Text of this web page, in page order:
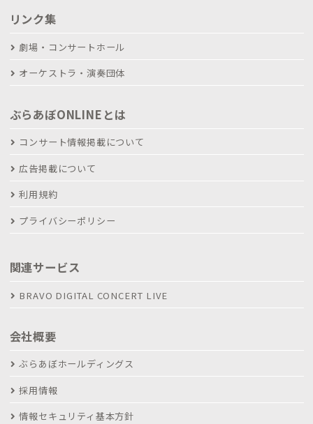
リンク集
劇場・コンサートホール
オーケストラ・演奏団体
ぶらあぼONLINEとは
コンサート情報掲載について
広告掲載について
利用規約
プライバシーポリシー
関連サービス
BRAVO DIGITAL CONCERT LIVE
会社概要
ぶらあぼホールディングス
採用情報
情報セキュリティ基本方針